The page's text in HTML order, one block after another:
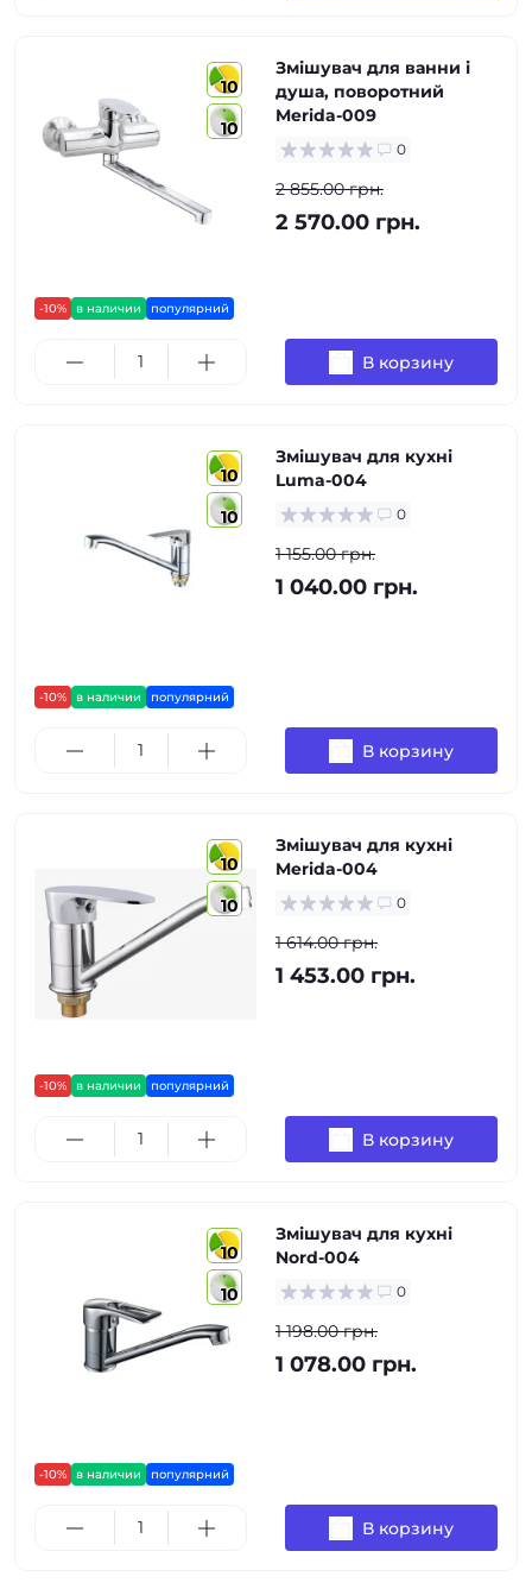
10
10
-10% в наличии популярний
Змішувач для ванни і
душа, поворотний
Merida-009
0
2 855.00 грн.
2 570.00 грн.
В корзину
10
10
-10% в наличии популярний
Змішувач для кухні
Luma-004
0
1 155.00 грн.
1 040.00 грн.
В корзину
10
10
-10% в наличии популярний
Змішувач для кухні
Merida-004
0
1 614.00 грн.
1 453.00 грн.
В корзину
10
10
-10% в наличии популярний
Змішувач для кухні
Nord-004
0
1 198.00 грн.
1 078.00 грн.
В корзину